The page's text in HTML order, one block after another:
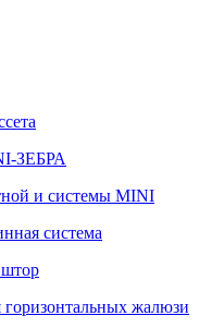
ЗЕБРА
и системы MINI
система
жалюзи